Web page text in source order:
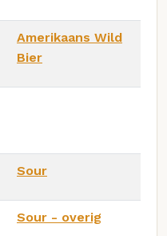
Amerikaans Wild
Bier
Sour
Sour - overig